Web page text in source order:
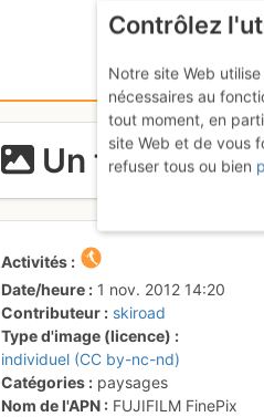
Un troupeau
Activités
Date/heure
1 nov. 2012 14:20
Contributeur
skiroad
Type d'image (licence)
individuel (CC by-nc-nd)
Catégories
paysages
Nom de l'APN
FUJIFILM FinePix
Contrôlez
Notre site Web
nécessaires au
tout moment, en
site Web et de vous
refuser tous ou bien